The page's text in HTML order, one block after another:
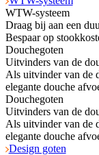
WTW-systeem
Draag bij aan een
Bespaar op
Douchegoten
Uitvinders van de
Als uitvinder van de
elegante douche
Douchegoten
Uitvinders van de
Als uitvinder van de
elegante douche
Design goten